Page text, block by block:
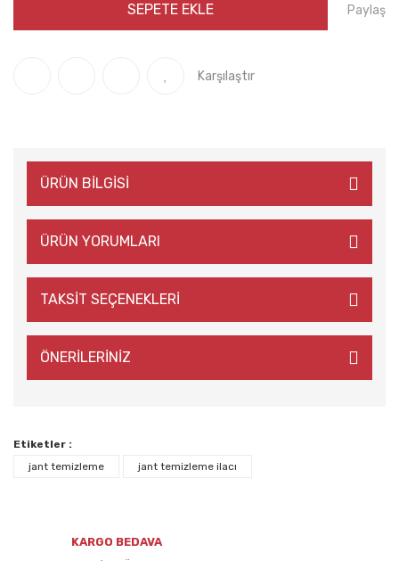
SEPETE EKLE Paylaş
Karşılaştır
ÜRÜN BİLGİSİ
ÜRÜN YORUMLARI
TAKSİT SEÇENEKLERİ
ÖNERİLERİNİZ
Etiketler :
jant temizleme
jant temizleme ilacı
KARGO BEDAVA